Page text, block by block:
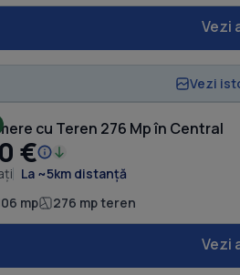
Vezi
Vezi
cu Teren 276 Mp în Central
€
La ~5km distanță
mp 276 mp teren
Vezi